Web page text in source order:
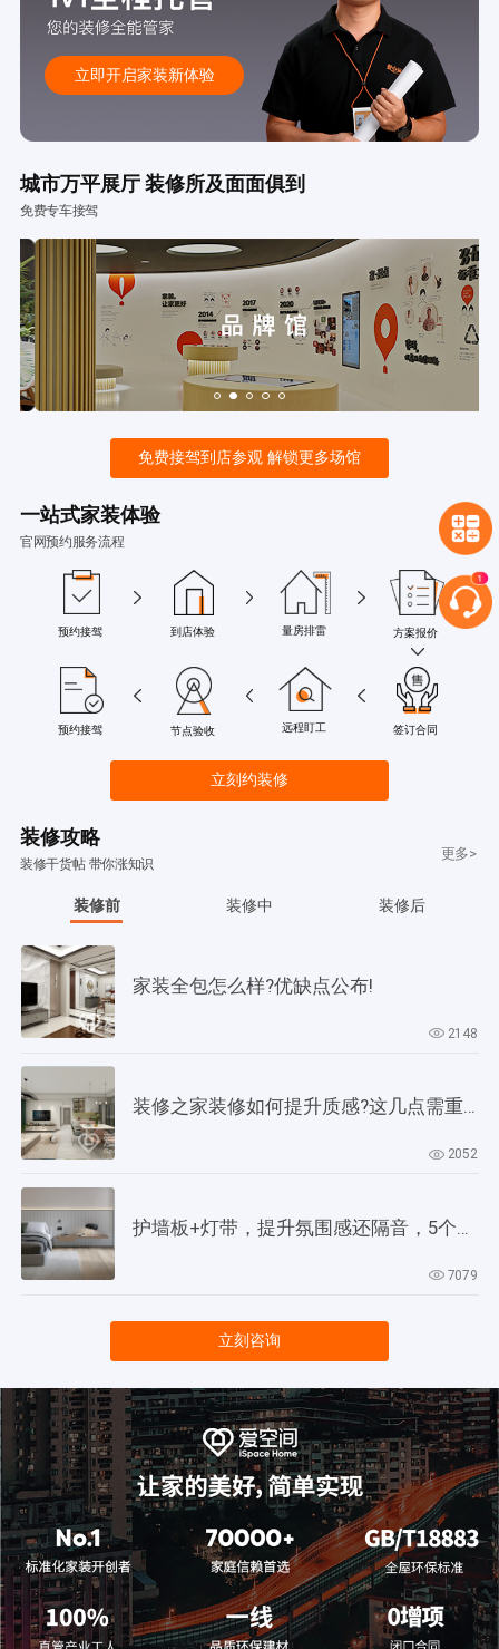
立即开启家装新体验
城市万平展厅 装修所及面面俱到
免费专车接驾
免费接驾到店参观 解锁更多场馆
一站式家装体验
官网预约服务流程
预约接驾 到店体验 量房排雷 方案报价
预约接驾 节点验收 远程盯工 签订合同
立刻约装修
装修攻略
装修干货帖 带你涨知识
更多>
装修前 装修中 装修后
家装全包怎么样?优缺点公布!
2148
装修之家装修如何提升质感?这几点需重视起来
2052
7079
立刻咨询